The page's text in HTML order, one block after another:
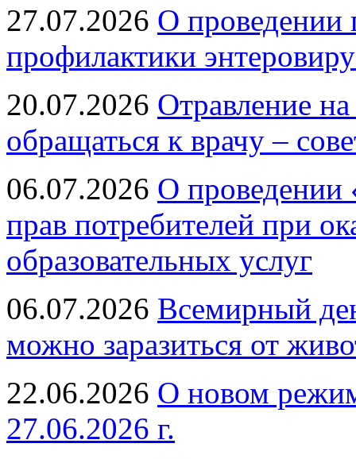
27.07.2026 О проведении
профилактики
20.07.2026 Отравление
обращаться к врачу –
06.07.2026 О проведении
прав потребителей при
образовательных услуг
06.07.2026 Всемирный
можно заразиться от
22.06.2026 О новом
27.06.2026 г.